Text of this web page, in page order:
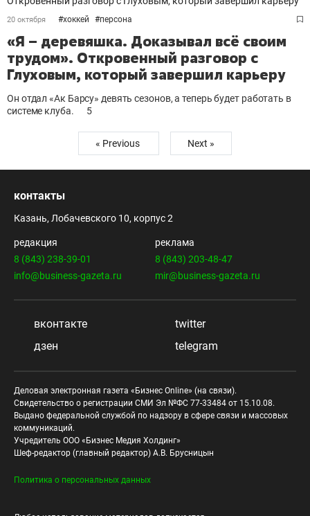
20 октября #хоккей #персона
«Я – деревяшка. Доказывал всё своим
трудом». Откровенный разговор с
Глуховым, который завершил карьеру
Он отдал «Ак Барсу» девять сезонов, а теперь будет работать в
системе клуба.
5
« Previous Next »
контакты
Казань, Лобачевского 10, корпус 2
редакция
8 (843) 238-39-01
info@business-gazeta.ru
реклама
8 (843) 203-48-47
mir@business-gazeta.ru
вконтакте
twitter
дзен
telegram
Деловая электронная газета «Бизнес Online» (на связи).
Свидетельство о регистрации СМИ Эл №ФС 77-33484 от 15.10.08.
Выдано федеральной службой по надзору в сфере связи и массовых
коммуникаций.
Учредитель ООО «Бизнес Медия Холдинг»
Шеф-редактор (главный редактор) А.В. Брусницын
Политика о персональных данных